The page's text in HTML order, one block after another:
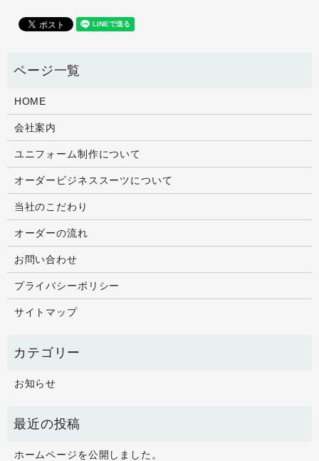
HOME
会社案内
ユニフォーム制作について
オーダービジネススーツについて
当社のこだわり
オーダーの流れ
お問い合わせ
プライバシーポリシー
サイトマップ
お知らせ
ホームページを公開しました。